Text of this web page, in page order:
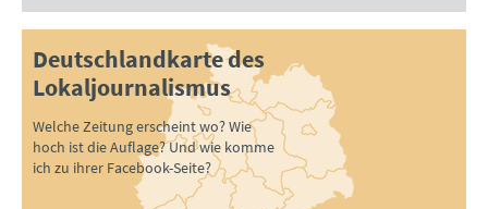
Deutschlandkarte des
Lokaljournalismus
Welche Zeitung erscheint wo? Wie
hoch ist die Auflage? Und wie komme
ich zu ihrer Facebook-Seite?